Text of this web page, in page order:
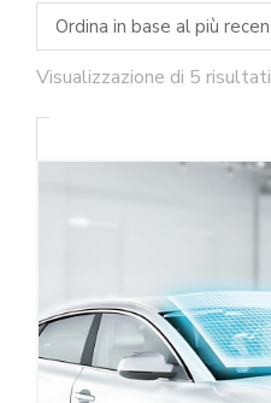
Visualizzazione di 5 risultati